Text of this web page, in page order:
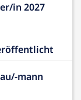
in 2027
mann